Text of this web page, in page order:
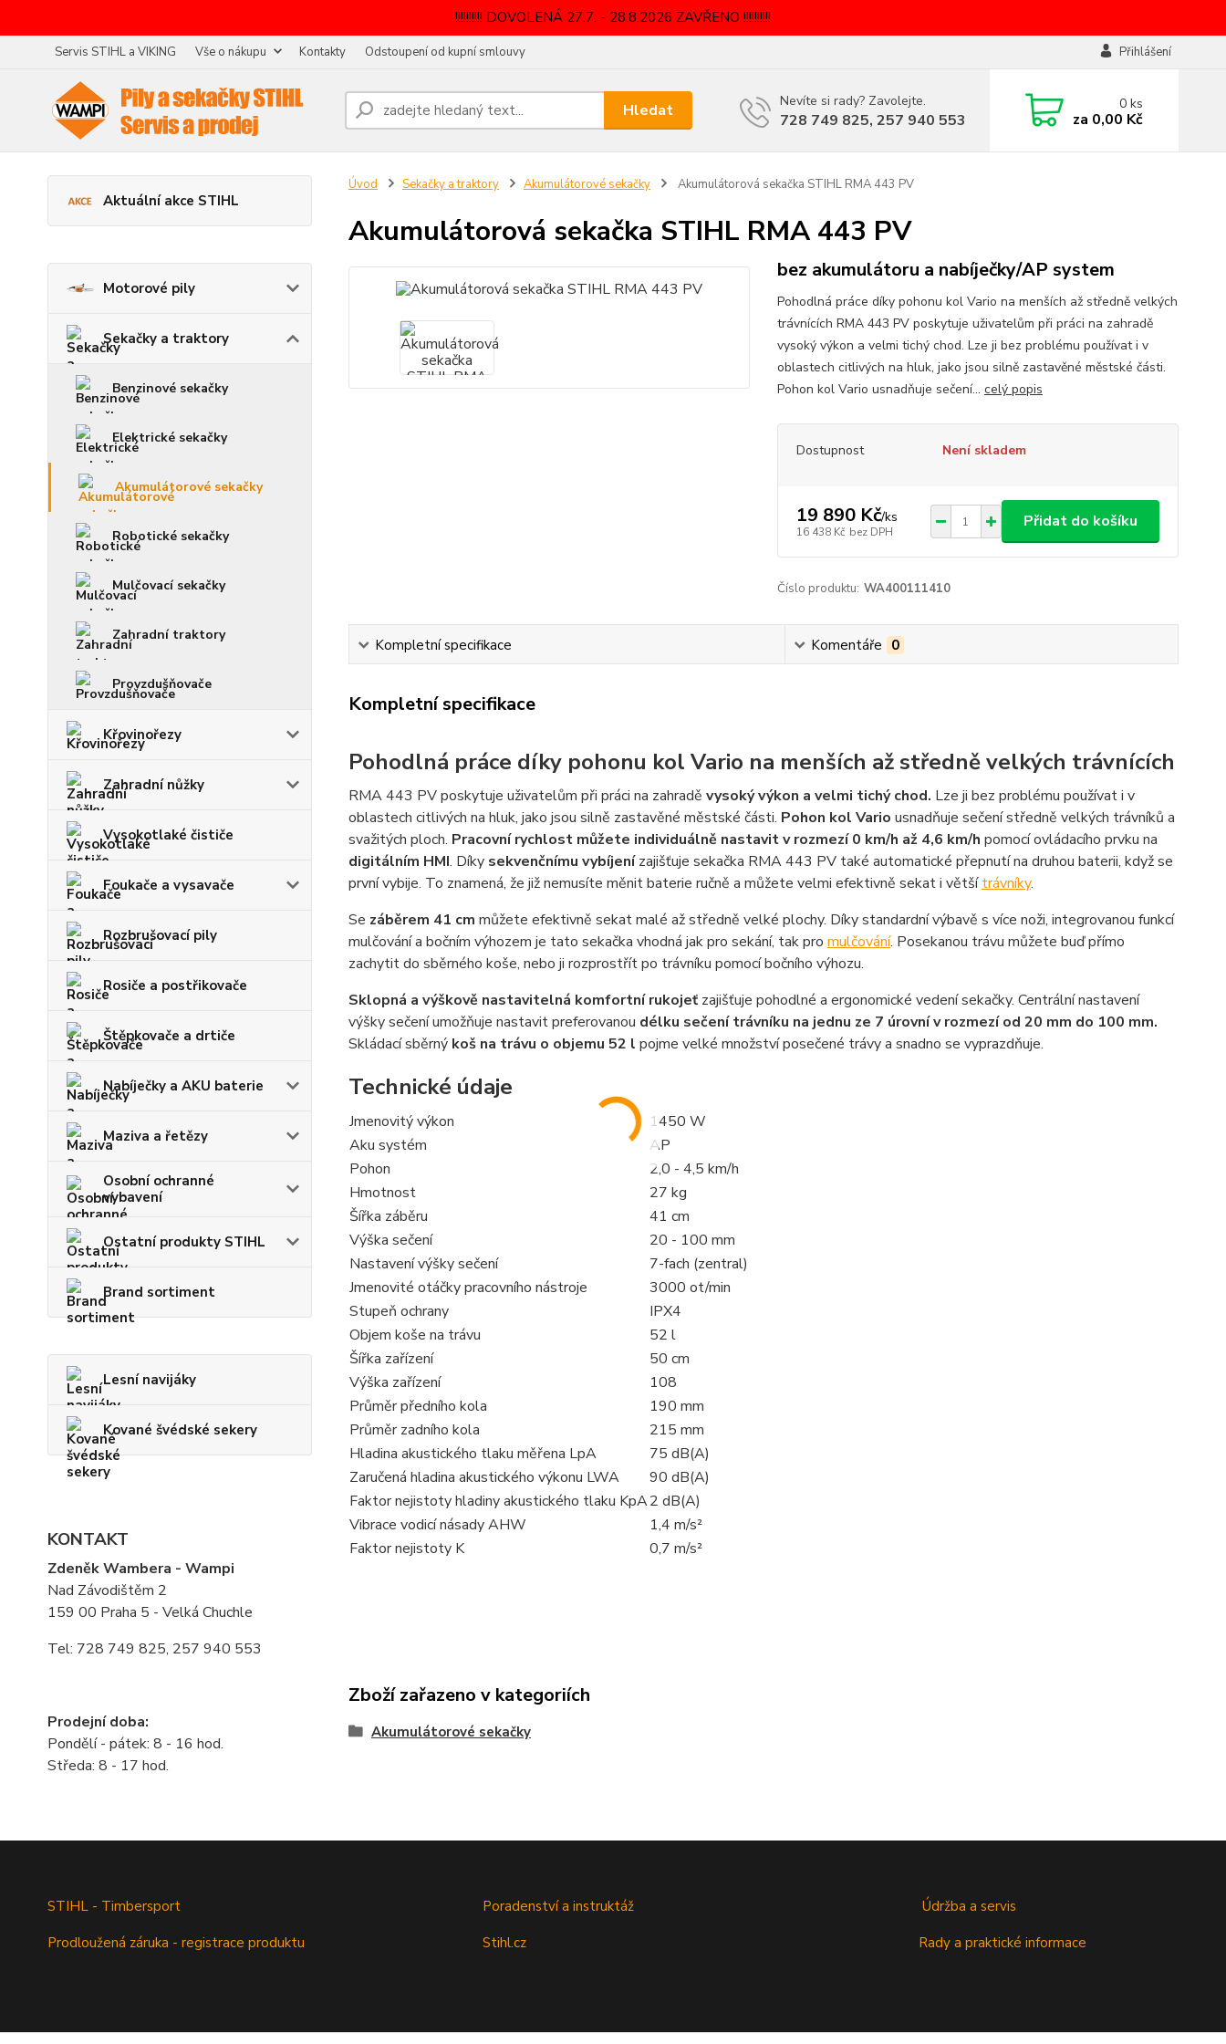
!!!!!!!!!! DOVOLENÁ 27.7. - 28.8.2026 ZAVŘENO !!!!!!!!!!
Servis STIHL a VIKING Vše o nákupu Kontakty Odstoupení od kupní smlouvy Přihlášení
Hledat Nevíte si rady? Zavolejte.
728 749 825, 257 940 553
0ks
za 0,00 Kč
Aktuální akce STIHL
Motorové pily
Sekačky a traktory
Benzinové sekačky
Elektrické sekačky
Akumulátorové sekačky
Robotické sekačky
Mulčovací sekačky
Zahradní traktory
Provzdušňovače
Křovinořezy
Zahradní nůžky
Vysokotlaké čističe
Foukače a vysavače
Rozbrušovací pily
Rosiče a postřikovače
Štěpkovače a drtiče
Nabíječky a AKU baterie
Maziva a řetězy
Osobní ochranné
vybavení
Ostatní produkty STIHL
Brand sortiment
Lesní navijáky
Kované švédské sekery
KONTAKT
Zdeněk Wambera - Wampi
Nad Závodištěm 2
159 00 Praha 5 - Velká Chuchle
Tel: 728 749 825, 257 940 553
Prodejní doba:
Pondělí - pátek: 8 - 16 hod.
Středa: 8 - 17 hod.
Úvod Sekačky a traktory Akumulátorové sekačky Akumulátorová sekačka STIHL RMA 443 PV
Akumulátorová sekačka STIHL RMA 443 PV
bez akumulátoru a nabíječky/AP system
Pohodlná práce díky pohonu kol Vario na menších až středně velkých
trávnících RMA 443 PV poskytuje uživatelům při práci na zahradě
vysoký výkon a velmi tichý chod. Lze ji bez problému používat i v
oblastech citlivých na hluk, jako jsou silně zastavěné městské části.
Pohon kol Vario usnadňuje sečení... celý popis
Dostupnost Není skladem
19 890 Kč/ks
16 438 Kč bez DPH
Přidat do košíku
Číslo produktu: WA400111410
Kompletní specifikace Komentáře 0
Kompletní specifikace
Pohodlná práce díky pohonu kol Vario na menších až středně velkých trávnících
RMA 443 PV poskytuje uživatelům při práci na zahradě vysoký výkon a velmi tichý chod. Lze ji bez problému používat i v
oblastech citlivých na hluk, jako jsou silně zastavěné městské části. Pohon kol Vario usnadňuje sečení středně velkých trávníků a
svažitých ploch. Pracovní rychlost můžete individuálně nastavit v rozmezí 0 km/h až 4,6 km/h pomocí ovládacího prvku na
digitálním HMI. Díky sekvenčnímu vybíjenízajišťuje sekačka RMA 443 PV také automatické přepnutí na druhou baterii, když se
první vybije. To znamená, že již nemusíte měnit baterie ručně a můžete velmi efektivně sekat i většítrávníky.
Se záběrem 41 cm můžete efektivně sekat malé až středně velké plochy. Díky standardní výbavě s více noži, integrovanou funkcí
mulčování a bočním výhozem je tato sekačka vhodná jak pro sekání, tak pro mulčování. Posekanou trávu můžete buď přímo
zachytit do sběrného koše, nebo ji rozprostřít po trávníku pomocí bočního výhozu.
Sklopná a výškově nastavitelná komfortní rukojeťzajišťuje pohodlné a ergonomické vedení sekačky. Centrální nastavení
výšky sečení umožňuje nastavit preferovanou délku sečení trávníku na jednu ze 7 úrovní v rozmezí od 20 mm do 100 mm.
Skládací sběrnýkoš na trávu o objemu 52 l pojme velké množství posečené trávy a snadno se vyprazdňuje.
Technické údaje
Jmenovitý výkon
1450 W
Aku systém
AP
Pohon
2,0 - 4,5 km/h
Hmotnost
27 kg
Šířka záběru
41 cm
Výška sečení
20 - 100 mm
Nastavení výšky sečení
7-fach (zentral)
Jmenovité otáčky pracovního nástroje
3000 ot/min
Stupeň ochrany
IPX4
Objem koše na trávu
52 l
Šířka zařízení
50 cm
Výška zařízení
108
Průměr předního kola
190 mm
Průměr zadního kola
215 mm
Hladina akustického tlaku měřena LpA
75 dB(A)
Zaručená hladina akustického výkonu LWA
90 dB(A)
Faktor nejistoty hladiny akustického tlaku KpA2 dB(A)
Vibrace vodicí násady AHW
1,4 m/s²
Faktor nejistoty K
0,7 m/s²
Zboží zařazeno v kategoriích
Akumulátorové sekačky
STIHL - Timbersport
Prodloužená záruka - registrace produktu
Poradenství a instruktáž
Stihl.cz
Údržba a servis
Rady a praktické informace